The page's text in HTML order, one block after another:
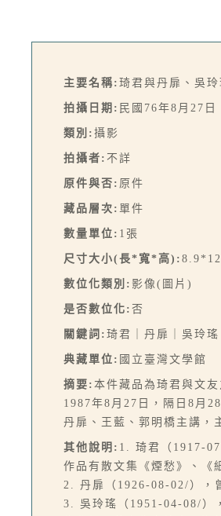
主要名稱: 琦君與丹扉、吳
拍攝日期: 民國76年8月27日
類別: 攝影
拍攝者: 不詳
原件與否: 原件
藏品層次: 單件
數量單位: 1張
尺寸大小(長*寬*高):
數位化類別: 影像(圖片)
是否數位化: 否
關鍵詞: 琦君｜丹扉｜吳玲
典藏單位: 國立臺灣文學館
摘要: 本件藏品為琦君與文
1987年8月27日，隔日8月
丹扉、王藍、郭明橋主講，
其他說明: 1. 琦君（1917-
作品有散文集《煙愁》、《
2. 丹扉（1926-08-02/），
3. 吳玲瑤（1951-04-08/）